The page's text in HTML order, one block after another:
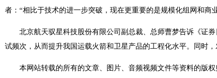
者：“相比于技术的进一步突破，现在更重要的是规模化组网和商
北京航天驭星科技股份有限公司副总裁、总师曹梦告诉《证券
试频次，从而提升我国运载火箭和卫星产品的工程化水平。同时
本网站转载的所有的文章、图片、音频视频文件等资料的版